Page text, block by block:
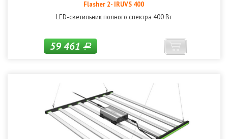
Flasher 2- IRUVS 400
LED-светильник полного спектра 400 Вт
59 461Р